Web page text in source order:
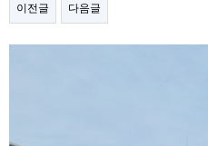
이전글 다음글